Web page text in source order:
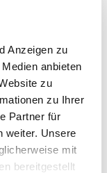
Anzeigen zu
anbieten
zu
zu Ihrer
Partner für
weiter. Unsere
mit
bereitgestellt
und
bitte an